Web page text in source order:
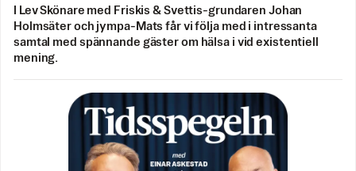
I Lev Skönare med Friskis & Svettis-grundaren Johan
Holmsäter och jympa-Mats får vi följa med i intressanta
samtal med spännande gäster om hälsa i vid existentiell
mening.